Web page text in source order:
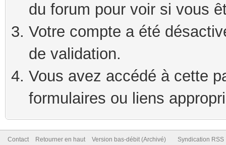
du forum pour voir si vous
Votre compte a été
de validation.
Vous avez accédé à cette
formulaires ou liens
Contact Retourner en haut Version bas-débit (Archivé) Syndication RSS